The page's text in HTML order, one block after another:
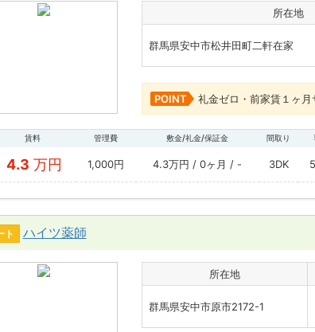
所在地
群馬県安中市松井田町二軒在家
POINT 礼金ゼロ・前家賃１ヶ月
賃料 管理費 敷金/礼金/保証金 間取り
4.3 万円 1,000円 4.3万円 / 0ヶ月 / - 3DK
ト ハイツ薬師
所在地
群馬県安中市原市2172-1